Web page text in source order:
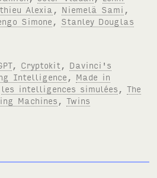
Alexia Niemelä Sami
Simone
Stanley Douglas
, Cryptokit
Davinci's
Intelligence
Made in
les intelligences simulées ,The
Machines ,Twins